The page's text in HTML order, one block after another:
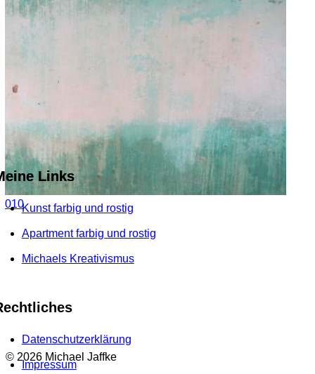
010
Links
Kunst farbig und rostig
Apartment farbig und rostig
Michaels Kreativismus
Datenschutzerklärung
Impressum
© 2026 Michael Jaffke